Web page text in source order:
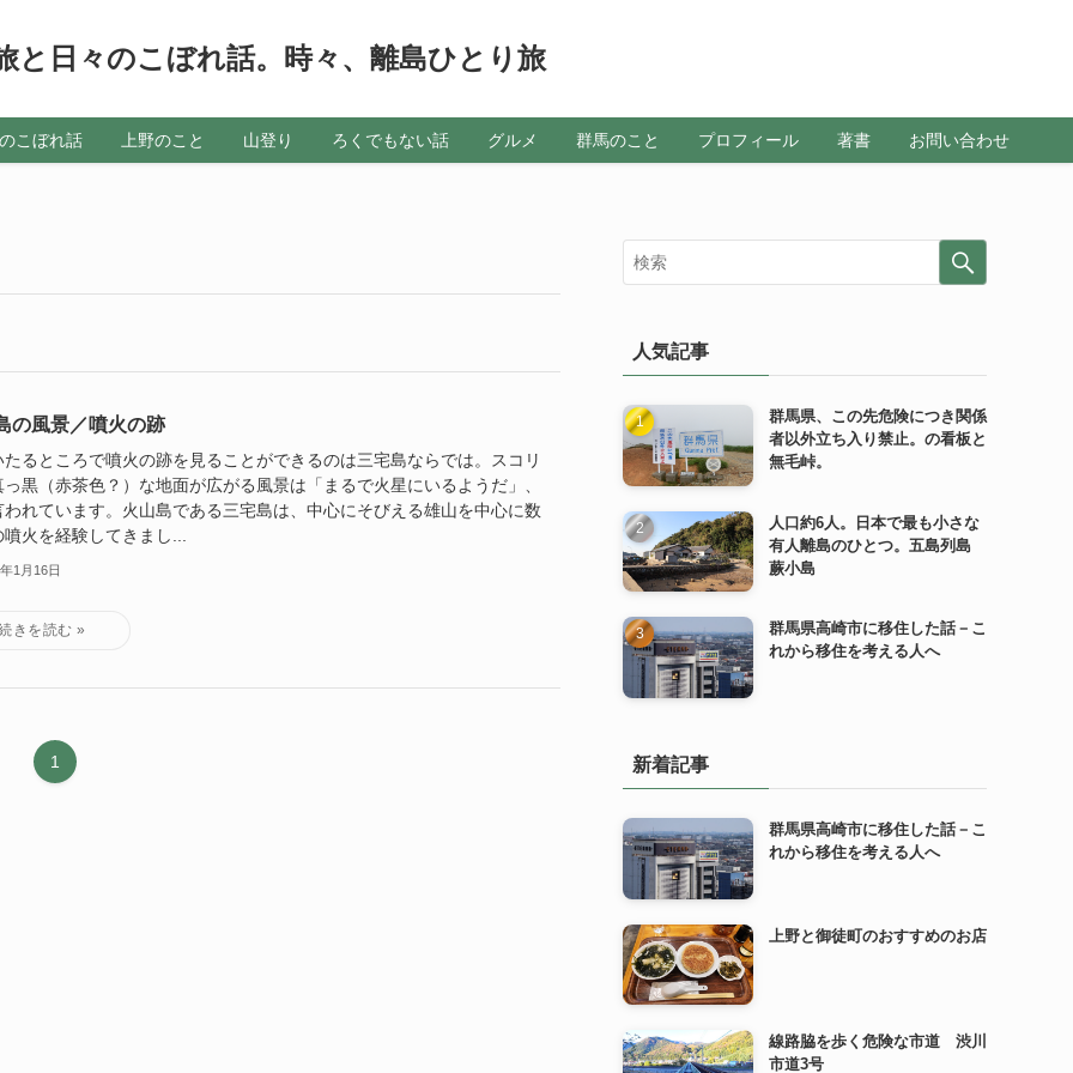
と日々のこぼれ話。時々、離島ひとり旅
こぼれ話 上野のこと 山登り ろくでもない話 グルメ 群馬のこと プロフィール 著書 お問い合わせ
の風景／噴火の跡
たるところで噴火の跡を見ることができるのは三宅島ならでは。スコリ
っ黒（赤茶色？）な地面が広がる風景は「まるで火星にいるようだ」、
われています。火山島である三宅島は、中心にそびえる雄山を中心に数
火を経験してきまし...
1月16日
1
人気記事
群馬県、この先危険につき関係
者以外立ち入り禁止。の看板と
無毛峠。
人口約6人。日本で最も小さな
有人離島のひとつ。五島列島
蕨小島
群馬県高崎市に移住した話－こ
れから移住を考える人へ
新着記事
群馬県高崎市に移住した話－こ
れから移住を考える人へ
上野と御徒町のおすすめのお店
線路脇を歩く危険な市道 渋川
市道3号